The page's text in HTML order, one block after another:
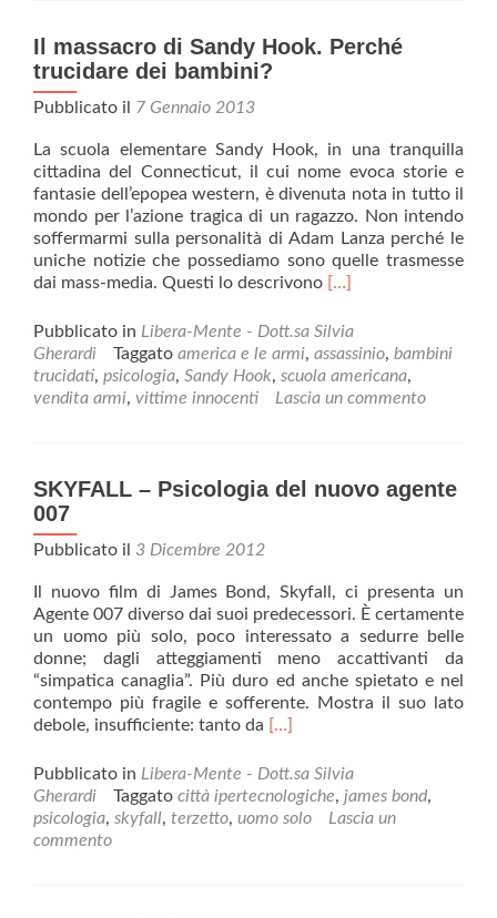
realtà
virtuale
Il massacro di Sandy Hook. Perché
trucidare dei bambini?
Pubblicato il 7 Gennaio 2013
La scuola elementare Sandy Hook, in una tranquilla
cittadina del Connecticut, il cui nome evoca storie e
fantasie dell’epopea western, è divenuta nota in tutto il
mondo per l’azione tragica di un ragazzo. Non intendo
soffermarmi sulla personalità di Adam Lanza perché le
uniche notizie che possediamo sono quelle trasmesse
dai mass-media. Questi lo descrivono Leggi
piùIl
massacro
di
Sandy
dei
[…]
Pubblicato in Libera-Mente - Dott.sa Silvia
Gherardi
Taggato america e le armi, assassinio, bambini
trucidati, psicologia, Sandy Hook, scuola americana,
vendita armi, vittime innocenti Lascia un commento
SKYFALL – Psicologia del nuovo agente
007
Pubblicato il 3 Dicembre 2012
Il nuovo film di James Bond, Skyfall, ci presenta un
Agente 007 diverso dai suoi predecessori. È certamente
un uomo più solo, poco interessato a sedurre belle
donne; dagli atteggiamenti meno accattivanti da
“simpatica canaglia”. Più duro ed anche spietato e nel
contempo più fragile e sofferente. Mostra il suo lato
debole, insufficiente: tanto da Leggi
piùSKYFALL
–
Psicologia
[…]
Pubblicato in Libera-Mente - Dott.sa Silvia
Gherardi
Taggato città ipertecnologiche, james bond,
psicologia, skyfall, terzetto, uomo solo
Lascia un
commento